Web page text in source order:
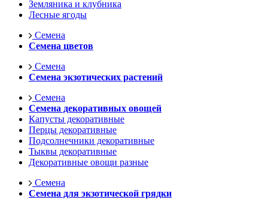
Земляника и клубника
Лесные ягоды
Семена
Семена цветов
Семена
Семена экзотических растений
Семена
Семена декоративных овощей
Капусты декоративные
Перцы декоративные
Подсолнечники декоративные
Тыквы декоративные
Декоративные овощи разные
Семена
Семена для экзотической грядки